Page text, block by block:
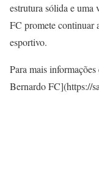
estrutura sólida e uma
FC promete continuar
esportivo.
Para mais
Bernardo FC](https://